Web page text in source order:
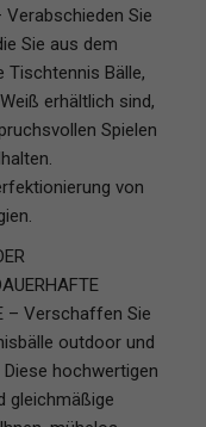
Verabschieden Sie
Sie aus dem
Tischtennis Bälle,
erhältlich sind,
Spielen
von
– Verschaffen Sie
outdoor und
hochwertigen
gleichmäßige